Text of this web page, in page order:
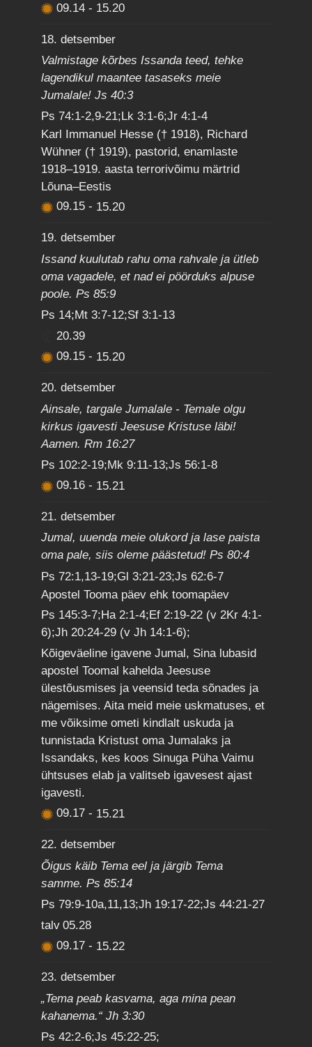
09.14- 15.20
18. detsember
Valmistage kõrbes Issanda teed, tehke
lagendikul maantee tasaseks meie
Jumalale! Js 40:3
Ps 74:1-2,9-21;Lk 3:1-6;Jr 4:1-4
Karl Immanuel Hesse († 1918), Richard
Wühner († 1919), pastorid, enamlaste
1918–1919. aasta terrorivõimu märtrid
Lõuna–Eestis
09.15- 15.20
19. detsember
Issand kuulutab rahu oma rahvale ja ütleb
oma vagadele, et nad ei pöörduks alpuse
poole. Ps 85:9
Ps 14;Mt 3:7-12;Sf 3:1-13
20.39
09.15- 15.20
20. detsember
Ainsale, targale Jumalale - Temale olgu
kirkus igavesti Jeesuse Kristuse läbi!
Aamen. Rm 16:27
Ps 102:2-19;Mk 9:11-13;Js 56:1-8
09.16- 15.21
21. detsember
Jumal, uuenda meie olukord ja lase paista
oma pale, siis oleme päästetud! Ps 80:4
Ps 72:1,13-19;Gl 3:21-23;Js 62:6-7
Apostel Tooma päev ehk toomapäev
Ps 145:3-7;Ha 2:1-4;Ef 2:19-22 (v 2Kr 4:1-
6);Jh 20:24-29 (v Jh 14:1-6);
Kõigeväeline igavene Jumal, Sina lubasid
apostel Toomal kahelda Jeesuse
ülestõusmises ja veensid teda sõnades ja
nägemises. Aita meid meie uskmatuses, et
me võiksime ometi kindlalt uskuda ja
tunnistada Kristust oma Jumalaks ja
Issandaks, kes koos Sinuga Püha Vaimu
ühtsuses elab ja valitseb igavesest ajast
igavesti.
09.17- 15.21
22. detsember
Õigus käib Tema eel ja järgib Tema
samme. Ps 85:14
Ps 79:9-10a,11,13;Jh 19:17-22;Js 44:21-27
talv 05.28
09.17- 15.22
23. detsember
„Tema peab kasvama, aga mina pean
kahanema.“ Jh 3:30
Ps 42:2-6;Js 45:22-25;